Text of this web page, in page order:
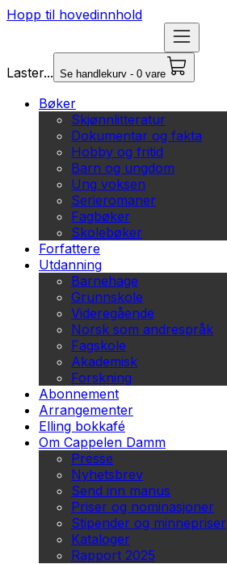
Hopp til hovedinnhold
Laster... Se handlekurv - 0 vare
Bøker
Skjønnlitteratur
Dokumentar og fakta
Hobby og fritid
Barn og ungdom
Ung voksen
Serieromaner
Fagbøker
Skolebøker
Forfattere
Utdanning
Barnehage
Grunnskole
Videregående
Norsk som andrespråk
Fagskole
Akademisk
Forskning
Abonnement
Arrangementer
Elling bokkafé
Om Cappelen Damm
Presse
Nyhetsbrev
Send inn manus
Priser og nominasjoner
Stipender og minnepriser
Kataloger
Rapport 2025